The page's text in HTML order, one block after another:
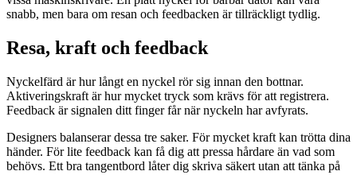
snabb, men bara om resan och feedbacken är tillräckligt tydlig.
Resa, kraft och feedback
Nyckelfärd är hur långt en nyckel rör sig innan den bottnar.
Aktiveringskraft är hur mycket tryck som krävs för att registrera.
Feedback är signalen ditt finger får när nyckeln har avfyrats.
Designers balanserar dessa tre saker. För mycket kraft kan trötta dina
händer. För lite feedback kan få dig att pressa hårdare än vad som
behövs. Ett bra tangentbord låter dig skriva säkert utan att tänka på